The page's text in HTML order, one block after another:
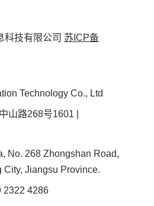
科技有限公司 苏ICP备
Technology Co., Ltd
山路268号1601 |
No. 268 Zhongshan Road,
Jiangsu Province.
2322 4286